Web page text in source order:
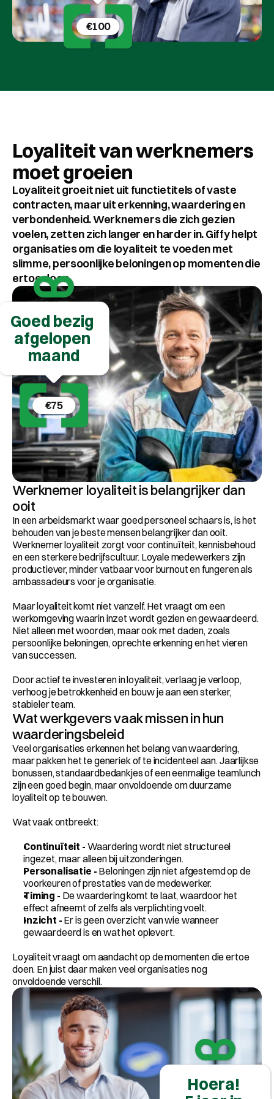
Klant Cases
Over Giffy
€100
Loyaliteit van werknemers
moet groeien
Loyaliteit groeit niet uit functietitels of vaste
contracten, maar uit erkenning, waardering en
verbondenheid. Werknemers die zich gezien
voelen, zetten zich langer en harder in. Giffy helpt
organisaties om die loyaliteit te voeden met
slimme, persoonlijke beloningen op momenten die
ertoe doen.
€75
Goed bezig
afgelopen
maand
Werknemer loyaliteit is belangrijker dan
ooit
In een arbeidsmarkt waar goed personeel schaars is, is het
behouden van je beste mensen belangrijker dan ooit.
Werknemer loyaliteit zorgt voor continuïteit, kennisbehoud
en een sterkere bedrijfscultuur. Loyale medewerkers zijn
productiever, minder vatbaar voor burnout en fungeren als
ambassadeurs voor je organisatie.
Maar loyaliteit komt niet vanzelf. Het vraagt om een
werkomgeving waarin inzet wordt gezien en gewaardeerd.
Niet alleen met woorden, maar ook met daden, zoals
persoonlijke beloningen, oprechte erkenning en het vieren
van successen.
Door actief te investeren in loyaliteit, verlaag je verloop,
verhoog je betrokkenheid en bouw je aan een sterker,
stabieler team.
Wat werkgevers vaak missen in hun
waarderingsbeleid
Veel organisaties erkennen het belang van waardering,
maar pakken het te generiek of te incidenteel aan. Jaarlijkse
bonussen, standaardbedankjes of een eenmalige teamlunch
zijn een goed begin, maar onvoldoende om duurzame
loyaliteit op te bouwen.
Wat vaak ontbreekt:
Continuïteit - Waardering wordt niet structureel
ingezet, maar alleen bij uitzonderingen.
Personalisatie - Beloningen zijn niet afgestemd op de
voorkeuren of prestaties van de medewerker.
Timing - De waardering komt te laat, waardoor het
effect afneemt of zelfs als verplichting voelt.
Inzicht - Er is geen overzicht van wie wanneer
gewaardeerd is en wat het oplevert.
Loyaliteit vraagt om aandacht op de momenten die ertoe
doen. En juist daar maken veel organisaties nog
onvoldoende verschil.
Hoera!